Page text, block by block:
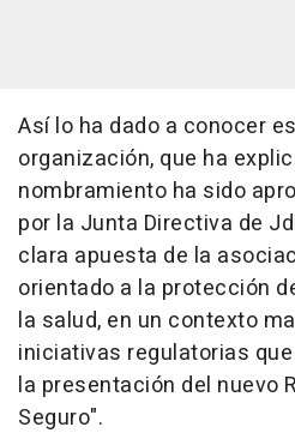
Así lo ha dado a conocer
organización, que ha
nombramiento ha sido
por la Junta Directiva de
clara apuesta de la
orientado a la protección
la salud, en un contexto
iniciativas regulatorias
la presentación del nuevo
Seguro".